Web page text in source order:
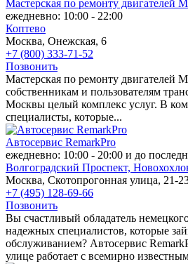
Мастерская по ремонту двигателей
ежедневно: 10:00 - 22:00
Коптево
Москва, Онежская, 6
+7 (800) 333-71-52
Позвонить
Мастерская по ремонту двигателей
собственникам и пользователям
Москвы целый комплекс услуг. В
специалисты, которые...
Автосервис RemarkPro
ежедневно: 10:00 - 20:00 и до
Волгоградский Проспект,
Москва, Скотопрогонная улица, 21-
+7 (495) 128-69-66
Позвонить
Вы счастливый обладатель
надежных специалистов, которые
обслуживанием? Автосервис
улице работает с всемирно